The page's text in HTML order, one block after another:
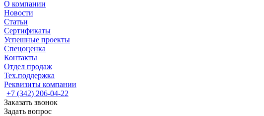
О компании
Новости
Статьи
Сертификаты
Успешные проекты
Спецоценка
Контакты
Отдел продаж
Тех.поддержка
Реквизиты компании
+7 (342) 206-04-22
Заказать звонок
Задать вопрос